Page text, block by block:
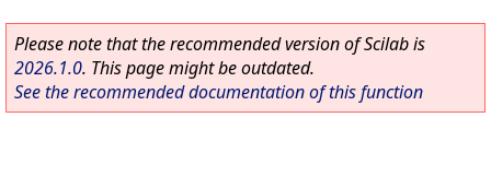
Please note that the recommended version of Scilab is
2026.1.0. This page might be outdated.
See the recommended documentation of this function